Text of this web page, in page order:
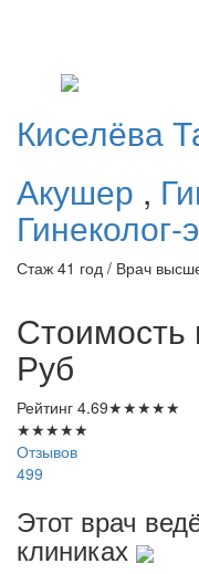
Киселёва
Акушер ,
Гинеколог-
Стаж 41 год / Врач
Руб
Рейтинг 4.69★★★★★
★★★★★
Отзывов
499
Этот врач
клиниках